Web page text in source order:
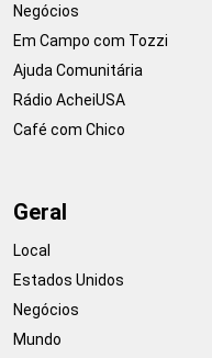
Negócios
Em Campo com Tozzi
Ajuda Comunitária
Rádio AcheiUSA
Café com Chico
Geral
Local
Estados Unidos
Negócios
Mundo